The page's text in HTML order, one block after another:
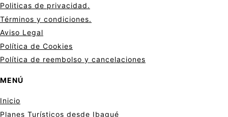
Politicas de privacidad.
Términos y condiciones.
Aviso Legal
Política de Cookies
Política de reembolso y cancelaciones
MENÚ
Inicio
Planes Turísticos desde Ibagué